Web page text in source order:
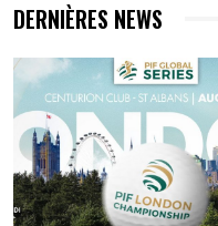
DERNIÈRES NEWS